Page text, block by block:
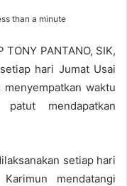
than a minute
PANTANO, SIK,
hari Jumat Usai
waktu
mendapatkan
setiap hari
mendatangi